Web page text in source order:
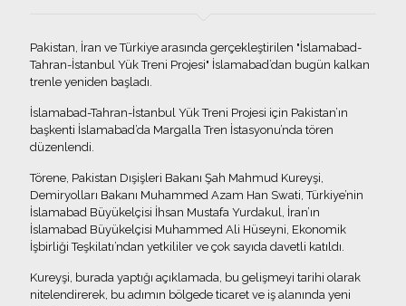
Pakistan, İran ve Türkiye arasında gerçekleştirilen "İslamabad-
Tahran-İstanbul Yük Treni Projesi" İslamabad’dan bugün kalkan
trenle yeniden başladı.
İslamabad-Tahran-İstanbul Yük Treni Projesi için Pakistan’ın
başkenti İslamabad’da Margalla Tren İstasyonu’nda tören
düzenlendi.
Törene, Pakistan Dışişleri Bakanı Şah Mahmud Kureyşi,
Demiryolları Bakanı Muhammed Azam Han Swati, Türkiye’nin
İslamabad Büyükelçisi İhsan Mustafa Yurdakul, İran’ın
İslamabad Büyükelçisi Muhammed Ali Hüseyni, Ekonomik
İşbirliği Teşkilatı’ndan yetkililer ve çok sayıda davetli katıldı.
Kureyşi, burada yaptığı açıklamada, bu gelişmeyi tarihi olarak
nitelendirerek, bu adımın bölgede ticaret ve iş alanında yeni